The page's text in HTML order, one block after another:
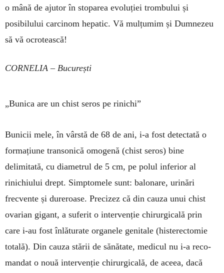
o mână de aju­tor în stoparea evoluției trom­bului și
posibilului car­cinom he­patic. Vă mulțumim și Dumnezeu
să vă ocro­tească!
CORNELIA – București
„Bunica are un chist seros pe rinichi”
Bunicii mele, în vârstă de 68 de ani, i-a fost detec­ta­tă o
formațiune transonică omogenă (chist seros) bi­ne
delimitată, cu diametrul de 5 cm, pe polul inferior al
rinichiului drept. Simptomele sunt: balonare, uri­­nări
frecvente și dureroase. Pre­cizez că din cauza unui chist
ova­rian gi­gant, a suferit o inter­venție chirurgicală prin
care i-au fost în­lă­turate organele genitale (his­terec­tomie
totală). Din cauza stării de sănătate, medicul nu i-a re­co­
mandat o nouă intervenție chi­rur­gicală, de aceea, dacă